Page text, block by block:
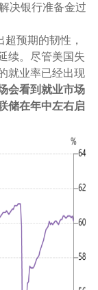
决银行准备金过
预期的韧性，
续。尽管美国失
就业率已经出现
会看到就业市场
储在年中左右启